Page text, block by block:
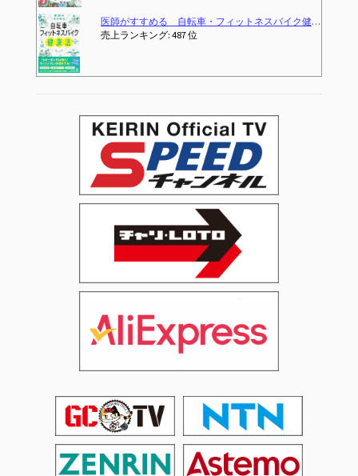
医師がすすめる 自転車・フィットネスバイク健康法
売上ランキング: 487 位